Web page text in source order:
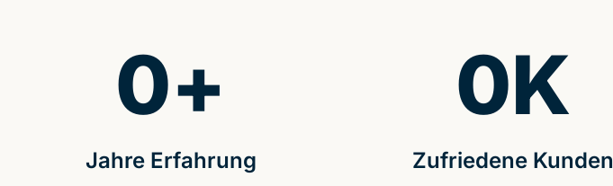
Jahre Erfahrung
0+
Zufriedene Kunden
0K